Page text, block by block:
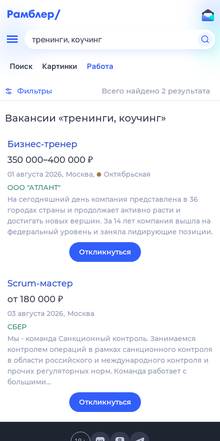
тренинги, коучинг
Поиск Картинки Работа
Фильтры Всего найдено 2 результата
Вакансии «тренинги, коучинг»
Бизнес-тренер
350 000–400 000 ₽
01 августа 2026 Москва
Октябрьская
ООО "АТЛАНТ"
На сегодняшний день компания представлена в 36
городах страны и продолжает активно расти и
достигать новых вершин. За 14 лет компания вышла на
федеральный уровень и заняла лидирующие позиции.
Откликнуться
Scrum-мастер
от 180 000 ₽
03 августа 2026 Москва
СБЕР
Мы - команда Санкционный контроль. Занимаемся
контролем операций в рамках санкционного контроля
в области российского и международного контроля и
прочих регуляторных норм. Команда работает с
большими…
Откликнуться